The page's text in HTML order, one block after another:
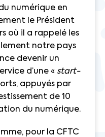
numérique en
le Président
où il a rappelé les
notre pays
devenir un
d’une « start-
appuyés par
de 10
du numérique.
pour la CFTC